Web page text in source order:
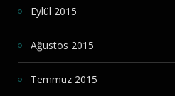
Eylül 2015
Ağustos 2015
Temmuz 2015